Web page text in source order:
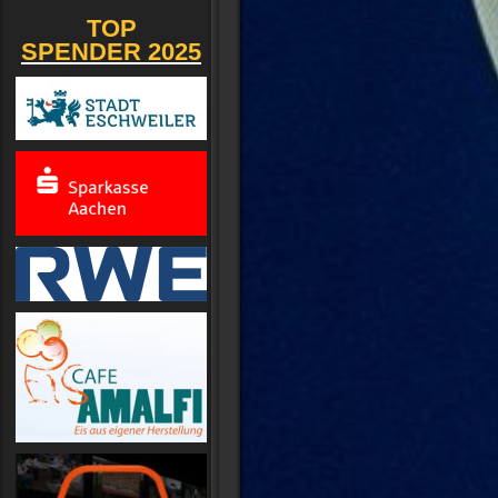
TOP
SPENDER 2025